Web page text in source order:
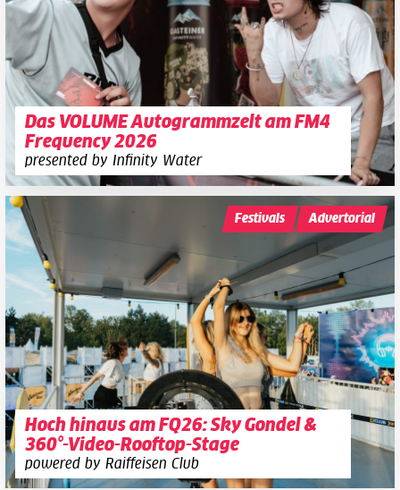
Das VOLUME Autogrammzelt am FM4
Frequency 2026
presented by Infinity Water
Hoch hinaus am FQ26: Sky Gondel &
360°-Video-Rooftop-Stage
powered by Raiffeisen Club
Festivals Advertorial